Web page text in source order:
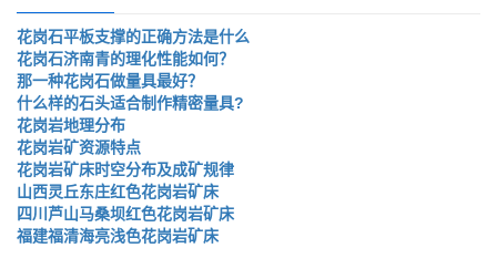
花岗石平板支撑的正确方法是什么
花岗石济南青的理化性能如何？
那一种花岗石做量具最好？
什么样的石头适合制作精密量具?
花岗岩地理分布
花岗岩矿资源特点
花岗岩矿床时空分布及成矿规律
山西灵丘东庄红色花岗岩矿床
四川芦山马桑坝红色花岗岩矿床
福建福清海亮浅色花岗岩矿床